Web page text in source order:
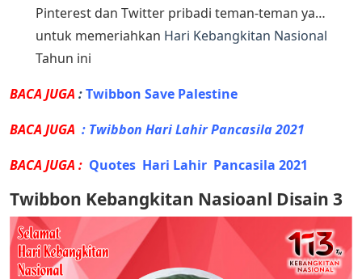
Pinterest dan Twitter pribadi teman-teman ya…
untuk memeriahkan Hari Kebangkitan Nasional
Tahun ini
BACA JUGA :Twibbon Save Palestine
BACA JUGA : Twibbon Hari Lahir Pancasila 2021
BACA JUGA : Quotes Hari Lahir Pancasila 2021
Twibbon Kebangkitan Nasioanl Disain 3